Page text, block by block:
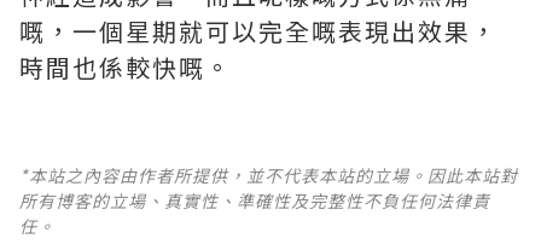
嘅，一個星期就可以完全嘅表現出效果，
時間也係較快嘅。
*本站之內容由作者所提供，並不代表本站的立場。因此本站對
所有博客的立場、真實性、準確性及完整性不負任何法律責
任。